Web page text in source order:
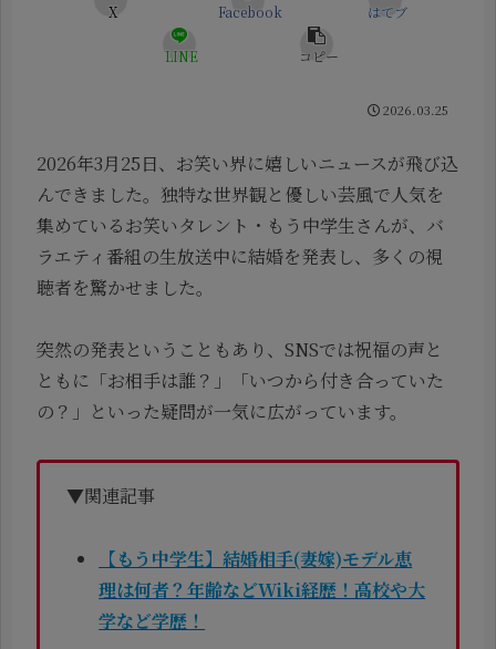
X Facebook はてブ
LINE コピー
2026.03.25
2026年3月25日、お笑い界に嬉しいニュースが飛び込
んできました。独特な世界観と優しい芸風で人気を
集めているお笑いタレント・もう中学生さんが、バ
ラエティ番組の生放送中に結婚を発表し、多くの視
聴者を驚かせました。
突然の発表ということもあり、SNSでは祝福の声と
ともに「お相手は誰？」「いつから付き合っていた
の？」といった疑問が一気に広がっています。
▼関連記事
【もう中学生】結婚相手(妻嫁)モデル恵
理は何者？年齢などWiki経歴！高校や大
学など学歴！